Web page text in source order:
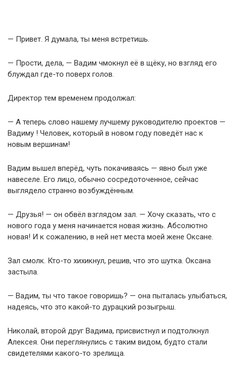
— Привет. Я думала, ты меня встретишь.
— Прости, дела, — Вадим чмокнул её в щёку, но взгляд его
блуждал где-то поверх голов.
Директор тем временем продолжал:
— А теперь слово нашему лучшему руководителю проектов —
Вадиму ! Человек, который в новом году поведёт нас к
новым вершинам!
Вадим вышел вперёд, чуть покачиваясь — явно был уже
навеселе. Его лицо, обычно сосредоточенное, сейчас
выглядело странно возбуждённым.
— Друзья! — он обвёл взглядом зал. — Хочу сказать, что с
нового года у меня начинается новая жизнь. Абсолютно
новая! И к сожалению, в ней нет места моей жене Оксане.
Зал смолк. Кто-то хихикнул, решив, что это шутка. Оксана
застыла.
— Вадим, ты что такое говоришь? — она пыталась улыбаться,
надеясь, что это какой-то дурацкий розыгрыш.
Николай, второй друг Вадима, присвистнул и подтолкнул
Алексея. Они переглянулись с таким видом, будто стали
свидетелями какого-то зрелища.